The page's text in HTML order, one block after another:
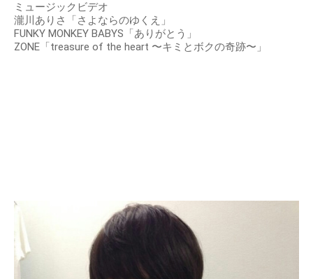
ミュージックビデオ
瀧川ありさ「さよならのゆくえ」
FUNKY MONKEY BABYS「ありがとう」
ZONE「treasure of the heart 〜キミとボクの奇跡〜」